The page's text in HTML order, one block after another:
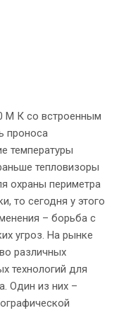
М К со встроенным
проноса
температуры
тепловизоры
охраны периметра
то сегодня у этого
– борьба с
угроз. На рынке
различных
технологий для
Один из них –